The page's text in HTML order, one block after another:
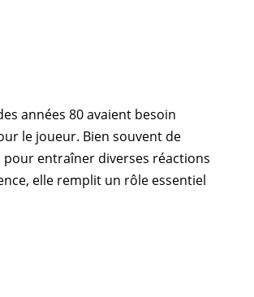
années 80 avaient besoin
le joueur. Bien souvent de
entraîner diverses réactions
elle remplit un rôle essentiel